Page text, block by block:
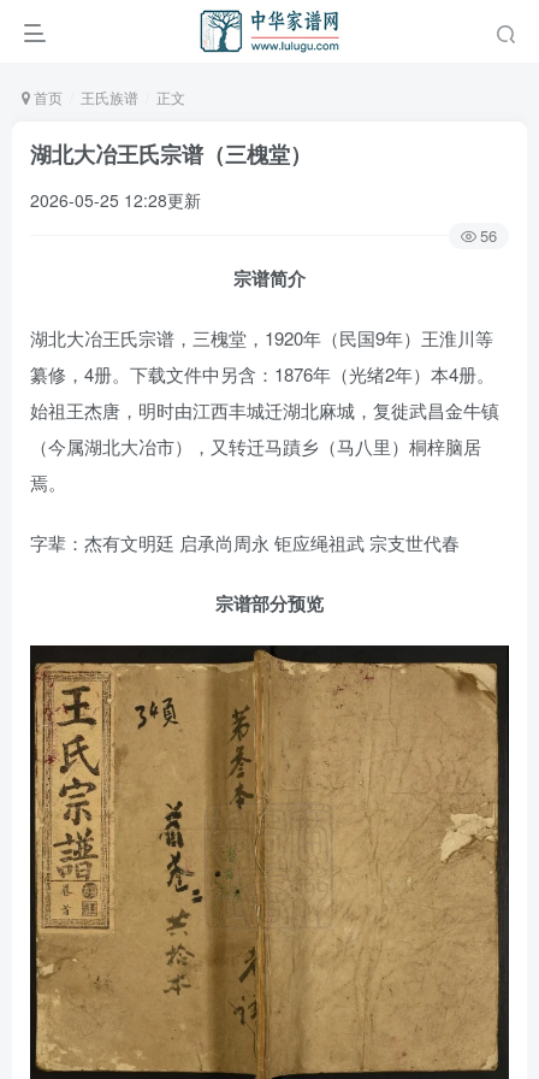
首页 王氏族谱 正文
湖北大冶王氏宗谱（三槐堂）
2026-05-25 12:28更新
56
宗谱简介
湖北大冶王氏宗谱，三槐堂，1920年（民国9年）王淮川等
纂修，4册。下载文件中另含：1876年（光绪2年）本4册。
始祖王杰唐，明时由江西丰城迁湖北麻城，复徙武昌金牛镇
（今属湖北大冶市），又转迁马蹟乡（马八里）桐梓脑居
焉。
字辈：杰有文明廷 启承尚周永 钜应绳祖武 宗支世代春
宗谱部分预览